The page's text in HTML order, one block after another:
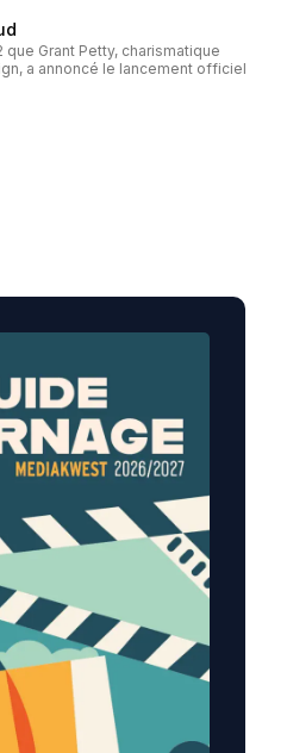
que Grant Petty, charismatique
a annoncé le lancement officiel